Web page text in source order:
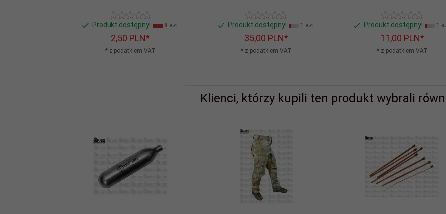
Produkt dostępny! 8 szt.
2,50 PLN*
* z podatkiem VAT
Produkt dostępny! 1 szt.
35,00 PLN*
* z podatkiem VAT
Produkt dostępny! 1
11,00 PLN*
* z podatkiem VAT
Klienci, którzy kupili ten produkt wybrali